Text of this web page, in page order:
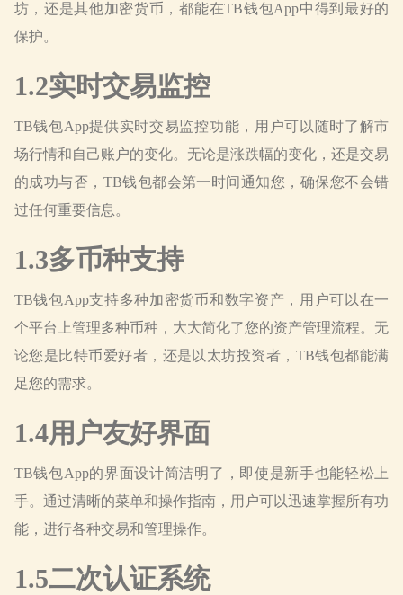
坊，还是其他加密货币，都能在TB钱包App中得到最好的
保护。
1.2实时交易监控
TB钱包App提供实时交易监控功能，用户可以随时了解市
场行情和自己账户的变化。无论是涨跌幅的变化，还是交易
的成功与否，TB钱包都会第一时间通知您，确保您不会错
过任何重要信息。
1.3多币种支持
TB钱包App支持多种加密货币和数字资产，用户可以在一
个平台上管理多种币种，大大简化了您的资产管理流程。无
论您是比特币爱好者，还是以太坊投资者，TB钱包都能满
足您的需求。
1.4用户友好界面
TB钱包App的界面设计简洁明了，即使是新手也能轻松上
手。通过清晰的菜单和操作指南，用户可以迅速掌握所有功
能，进行各种交易和管理操作。
1.5二次认证系统